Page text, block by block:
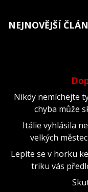
NEJNOVĚJŠÍ
Nikdy nemíchejte
chyba může
Itálie vyhlásila
velkých
Lepíte se v horku
triku vás